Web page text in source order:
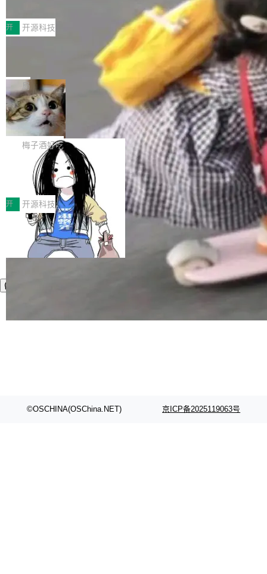
于自研UCL-Engine通信引擎，后续腾讯网平将
持续开源更多基于UCL-Engine的高性能通信组
件。 腾讯网平团队在UCL-MPComm中实现了一
个独立于业务线程的全局通信引擎（Engine），
助力企业AI研发安全落地 当前，越来越多企业已
经开始引入 AI Coding 工具，通过调用公有云模
型或企业内部部署模型提升研发效率。但随着 AI
Coding 从个人辅助工具逐步走向团队级、组织
级应用，企业在规模化落地过程中，对安全性、
可控性和代码质量提出了更高要求。 首先是数据
安全与合规要求。对于大多数普通研发场景，公
有云模型能够满足快速试用和效率提升的需求。
但对于金融、能源、医疗等对数据安全要求较...
前不久，工业和信息化部正式发布《2025年人工
智能应用典型案例名单》，集中展示人工智能在
各领域的应用成果，覆盖技术底座、行业赋能、
产品应用、支撑保障、专题等五大方向。深信服
AI算力网关（AI创新平台）成功入选！ 随着各行
各业的Agent走向规模化建设，算力构成形态逐
渐丰富，用户关注的重点也在发生变化：不只是
让AI用起来，还要进一步看清混合算力时代下，
Token花在哪里、算力是否被充分利用，以及持
续增长的AI成本该如何优化。 深信服AI算力网关
正是围绕这些实际问题，从Token治理和成本治
理两个方面，让用户的每一份算力都看得清、管
得住、用得稳、省得下、更安全！ 一、从现在开
始，Token使用一目...
开 开源科技
Jeff Dean 离开 Google：一个时代的结
束，一个实验室的开始
Google 员工编号 20。MapReduce 作者之一。
Bigtable 作者之一。TensorFlow 的作者之一。
Gemini 的架构师。Google 首席科学家。 Jeff D
ean 在 Google 工作了 27 年后，宣布离职。 他
不是一个人走。一同离开的还有 Sanjay Ghema
wat（Google 员工编号 23，Jeff Dean 二十多
年的编程搭档，MapReduce 和 Bigtable 的共同
作者）、Quoc Le（Google 大脑核心成员，Se
q2Seq 和 DocAI 的共同发明人）以及 Oriol Vin
yals（Gemini 联合负责人，AlphaSta...
局
🔥 SolonCode v2026.8.4 发布：界面
字体可调、22 种语言、记忆搜索增强
打开终端就能上岗的全中文编码智能体，这一轮
把「看得清、用母语、记得住」三件事一次补
齐。 SolonCode 是什么 SolonCode 是杭州无
耳科技研发的企业级终端编码智能体——一位全
中文驱动的数字员工，自主理解需求、规划步
骤、编写代码。不挑模型、不挑平台，curl 一行
装完即用。 开源地址：Gitee · GitCode · GitHu
b 安装 支持 Java 8+（8~26）、macOS / Linu
x / Windows / Harmony PC。 # macOS / Linu
x / Harmony PC curl -fsSL https://solon.noea
梅子酒好吃
让“代码语义理解”深度释放AI Coding
价值潜能：华为云码道（CodeArts）
代码仓技术解析
一、代码仓深度理解技术的作用与价值 在软件工
程实践中，代码仓是企业核心知识资产的主要载
体。企业级代码仓库通常包含数十万乃至数百万
个文件，其规模远超单次模型调用可承载的上下
文窗口。随着项目规模的持续扩张与代码历史的
不断累积，代码仓中的模块关系、接口契约、业
务逻辑等关键信息往往分散于数十乃至数百个文
件之中，形成高度复杂的知识关联网络。传统的
开 开源科技
©OSCHINA(OSChina.NET) 京ICP备2025119063号